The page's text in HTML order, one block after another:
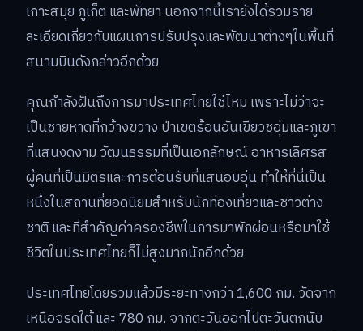
เกาะสมุย ภูเก็ต และพัทยา นอกจากนี้เรายังได้รวมราย
ละเอียดเกี่ยวกับแผนการปรับปรุงและพัฒนาต่างๆในพื้นที่
สนามบินดังกล่าวอีกด้วย
คุณกำลังฝันถึงการมาประเทศไทยใช่ไหม เพราะไม่ว่าจะ
เป็นชายหาดที่กว้างขวาง ป่าเขตร้อนอันเขียวชอุ่มและภูเขา
ที่แสนงดงาม วัฒนธรรมที่เป็นเอกลักษณ์ อาหารเลิศรส
ผู้คนที่เป็นมิตรและการต้อนรับที่แสนอบอุ่น ทำให้ที่นี่เป็น
หนึ่งในสถานที่ยอดนิยมสำหรับนักท่องเที่ยวและชาวต่าง
ชาติ และที่สำคัญค่าครองชีพในการมาพักผ่อนหรือมาใช้
ชีวิตในประเทศไทยก็ไม่สูงมากนักอีกด้วย
ประเทศไทยโดยรวมแล้วมีระยะทางกว่า 1,600 กม. วัดจาก
เหนือจรดใต้ และ 780 กม. จากตะวันออกไปตะวันตกนับ